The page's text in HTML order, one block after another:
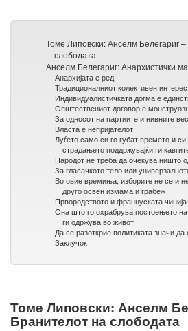
Томе Липовски: Анселм Белегариг
слободата
Анселм Белегариг: Анархистички
Анархијата е ред
Традиционалниот колективен
Индивидуалистичката догма е
Општествениот договор е
За односот на партиите и нивните
Власта е непријателот
Луѓето само си го губат времето и
страдањето поддржувајќи ги
Народот не треба да очекува ништо
За гласачкото тело или
Во овие времиња, изборите не се и
друго освен измама и грабеж
Првородството и француската
Она што го охрабрува постоењето
ги одржува во живот
Да се разоткрие политиката значи
Заклучок
Томе Липовски: Анселм
Бранителот на слободата